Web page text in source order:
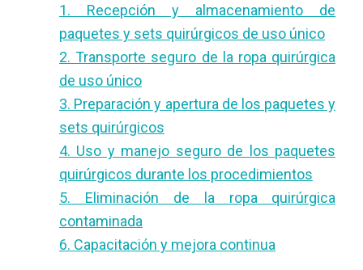
1. Recepción y almacenamiento de
paquetes y sets quirúrgicos de uso único
2. Transporte seguro de la ropa quirúrgica
de uso único
3. Preparación y apertura de los paquetes y
sets quirúrgicos
4. Uso y manejo seguro de los paquetes
quirúrgicos durante los procedimientos
5. Eliminación de la ropa quirúrgica
contaminada
6. Capacitación y mejora continua